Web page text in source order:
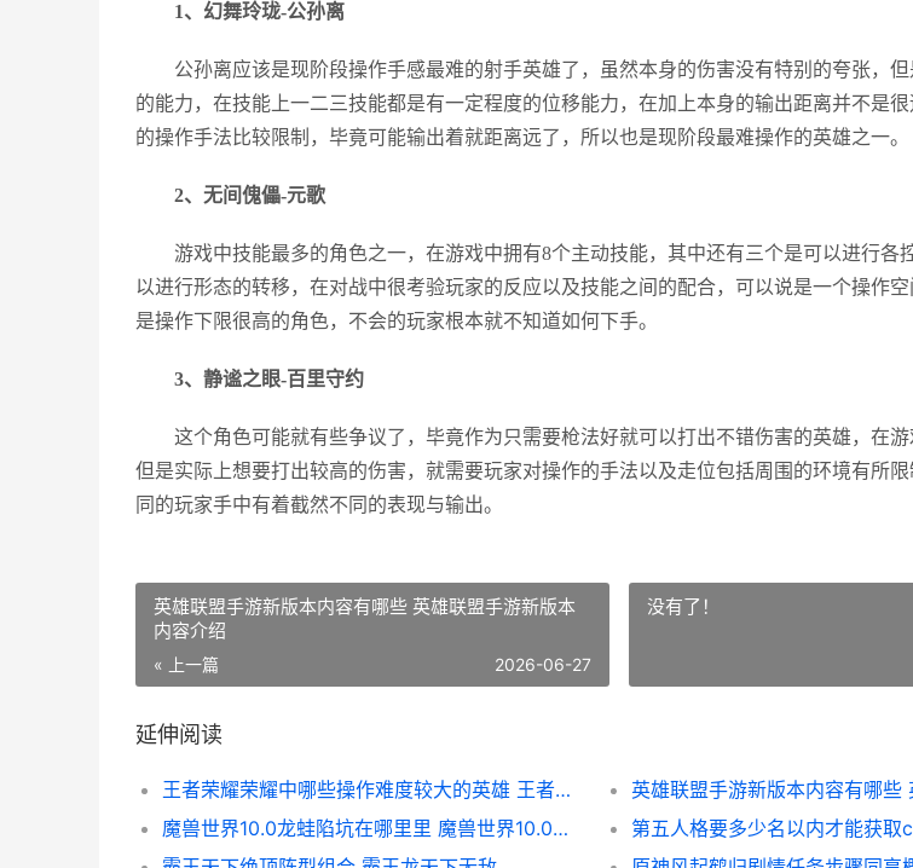
1、幻舞玲珑-公孙离
公孙离应该是现阶段操作手感最难的射手英雄了，虽然本身的伤害没有特别的夸张，
的能力，在技能上一二三技能都是有一定程度的位移能力，在加上本身的输出距离并不是
的操作手法比较限制，毕竟可能输出着就距离远了，所以也是现阶段最难操作的英雄之一。
2、无间傀儡-元歌
游戏中技能最多的角色之一，在游戏中拥有8个主动技能，其中还有三个是可以进行各
以进行形态的转移，在对战中很考验玩家的反应以及技能之间的配合，可以说是一个操作
是操作下限很高的角色，不会的玩家根本就不知道如何下手。
3、静谧之眼-百里守约
这个角色可能就有些争议了，毕竟作为只需要枪法好就可以打出不错伤害的英雄，在游
但是实际上想要打出较高的伤害，就需要玩家对操作的手法以及走位包括周围的环境有所
同的玩家手中有着截然不同的表现与输出。
英雄联盟手游新版本内容有哪些 英雄联盟手游新版本
内容介绍
« 上一篇 2026-06-27
没有了！
延伸阅读
王者荣耀荣耀中哪些操作难度较大的英雄 王者荣耀荣耀中国节联动宣传图官网
魔兽世界10.0龙蛙陷坑在哪里里 魔兽世界10.0龙洞发生器三角测量坐标在哪里